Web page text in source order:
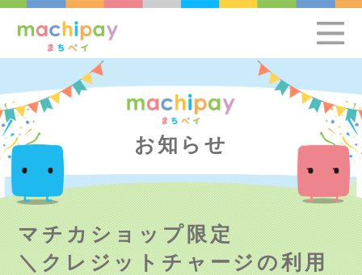
お知らせ
マチカショップ限定
＼クレジットチャージの利用